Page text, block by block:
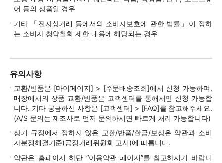
어 등의 상품일 경우
기타 「전자상거래 등에서의 소비자보호에 관한 법률」이 정하
는 소비자 청약철회 제한 내용에 해당되는 경우
유의사항
교환/반품은 [마이페이지] > [주문배송조회]에서 신청 가능하며,
매장에서의 상품 교환/반품은 고객센터를 통해서만 신청 가능합
니다. 기타 궁금하신 사항은 [고객센터] > [FAQ]를 참고해주세요.
(A/S 문의는 제조사로 먼저 문의하시면 빠르게 처리 가능합니다)
상기 규정에서 정하지 않은 교환/반품/환급/보상은 약관과 소비
자분쟁해결기준(공정거래위원회 고시)에 따릅니다.
약관은 홈페이지 하단 “이용약관 페이지”를 참고하시기 바랍니